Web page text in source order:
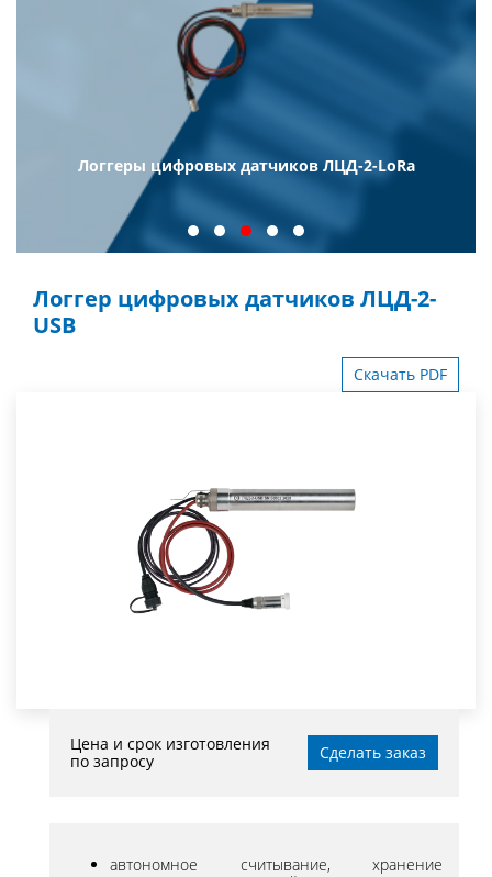
Логгеры цифровых датчиков ЛЦД-2-LoRa
Логгер цифровых датчиков ЛЦД-2-
USB
Скачать PDF
Цена и срок изготовления
по запросу
Сделать заказ
автономное считывание, хранение